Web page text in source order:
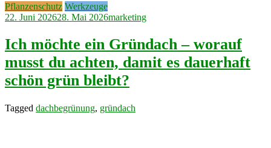
Pflanzenschutz Werkzeuge
22. Juni 202628. Mai 2026marketing
Ich möchte ein Gründach – worauf
musst du achten, damit es dauerhaft
schön grün bleibt?
Tagged dachbegrünung, gründach